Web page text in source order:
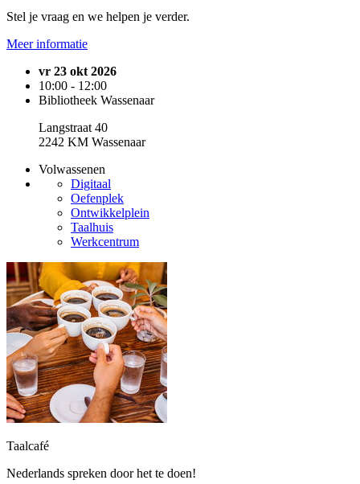
Stel je vraag en we helpen je verder.
Meer informatie
vr 23 okt 2026
10:00 - 12:00
Bibliotheek Wassenaar
Langstraat 40
2242 KM Wassenaar
Volwassenen
Digitaal
Oefenplek
Ontwikkelplein
Taalhuis
Werkcentrum
Taalcafé
Nederlands spreken door het te doen!